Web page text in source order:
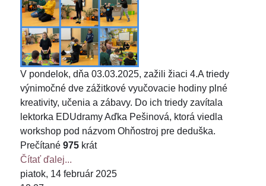
V pondelok, dňa 03.03.2025, zažili žiaci 4.A triedy
výnimočné dve zážitkové vyučovacie hodiny plné
kreativity, učenia a zábavy. Do ich triedy zavítala
lektorka EDUdramy Aďka Pešinová, ktorá viedla
workshop pod názvom Ohňostroj pre deduška.
Prečítané 975 krát
Čítať ďalej...
piatok, 14 február 2025